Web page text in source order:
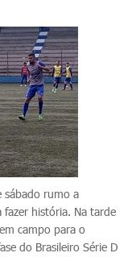
sábado rumo a
fazer história. Na tarde
campo para o
do Brasileiro Série D